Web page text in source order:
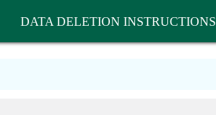
DATA DELETION INSTRUCTIONS